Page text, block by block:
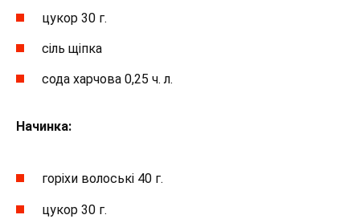
цукор 30 г.
сіль щіпка
сода харчова 0,25 ч. л.
Начинка:
горіхи волоські 40 г.
цукор 30 г.